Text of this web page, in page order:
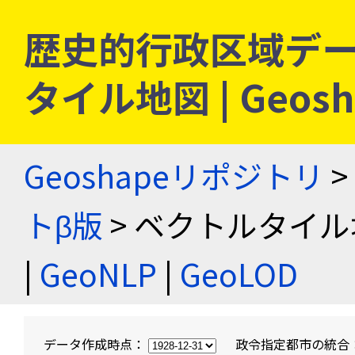
歴史的行政区域デ
タイル地図 |
Geoshapeリポジトリ >
トβ版 > ベクトルタイ
| GeoNLP | GeoLOD
データ作成時点： 政令指定都市の統